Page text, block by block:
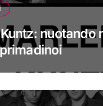
nuotando